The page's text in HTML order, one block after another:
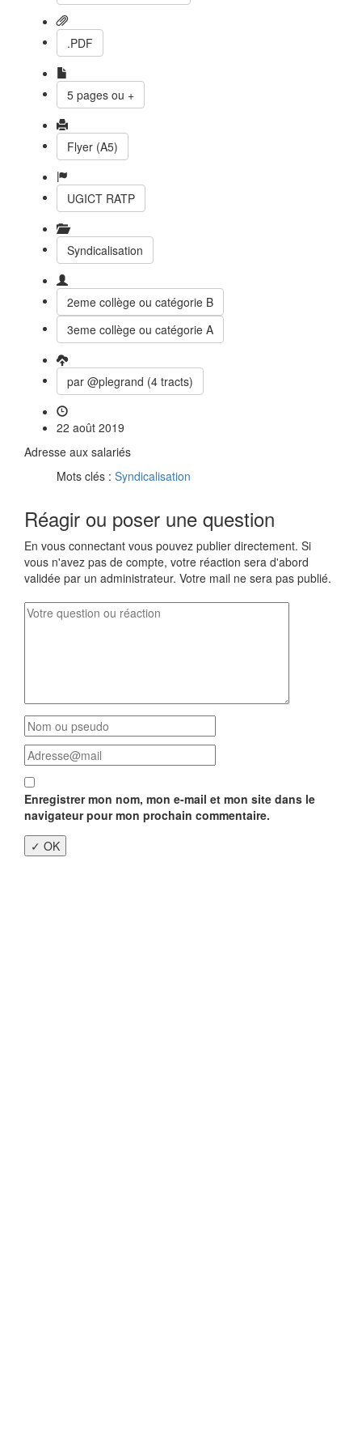
.PDF
5 pages ou +
Flyer (A5)
UGICT RATP
Syndicalisation
2eme collège ou catégorie B
3eme collège ou catégorie A
par @plegrand (4 tracts)
22 août 2019
Adresse aux salariés
Mots clés : Syndicalisation
Réagir ou poser une question
En vous connectant vous pouvez publier directement. Si
vous n'avez pas de compte, votre réaction sera d'abord
validée par un administrateur. Votre mail ne sera pas publié.
Enregistrer mon nom, mon e-mail et mon site dans le
navigateur pour mon prochain commentaire.